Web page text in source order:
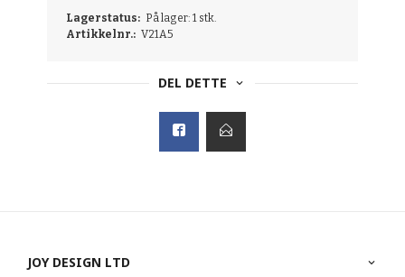
Lagerstatus: På lager: 1 stk.
Artikkelnr.: V21A5
DEL DETTE
JOY DESIGN LTD